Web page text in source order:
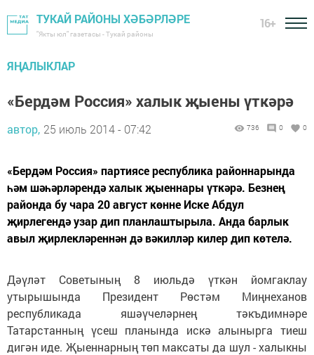
ТУКАЙ РАЙОНЫ ХӘБӘРЛӘРЕ
"Якты юл" газетасы - Тукай районы
16+
ЯҢАЛЫКЛАР
«Бердәм Россия» халык җыены үткәрә
автор, 25 июль 2014 - 07:42 736 0 0
«Бердәм Россия» партиясе республика районнарында
һәм шәһәрләрендә халык җыеннары үткәрә. Безнең
районда бу чара 20 август көнне Иске Абдул
җирлегендә узар дип планлаштырыла. Анда барлык
авыл җирлекләреннән дә вәкилләр килер дип көтелә.
Дәүләт Советының 8 июльдә үткән йомгаклау
утырышында Президент Рөстәм Миңнеханов
республикада яшәүчеләрнең тәкъдимнәре
Татарстанның үсеш планында искә алынырга тиеш
дигән иде. Җыеннарның төп максаты да шул - халыкны